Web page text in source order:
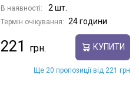
В наявності: 2 шт.
Термін очікування: 24 години
221 КУПИТИ
Ще 20 пропозиції від 221 грн